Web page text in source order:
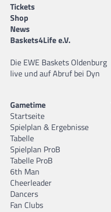
Tickets
Shop
News
Baskets4Life e.V.
Die EWE Baskets Oldenburg
live und auf Abruf bei Dyn
Gametime
Startseite
Spielplan & Ergebnisse
Tabelle
Spielplan ProB
Tabelle ProB
6th Man
Cheerleader
Dancers
Fan Clubs